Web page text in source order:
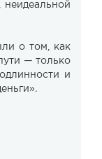
о том, как
— только
и